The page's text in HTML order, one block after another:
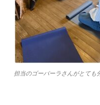
担当のゴーパーラさんがとても